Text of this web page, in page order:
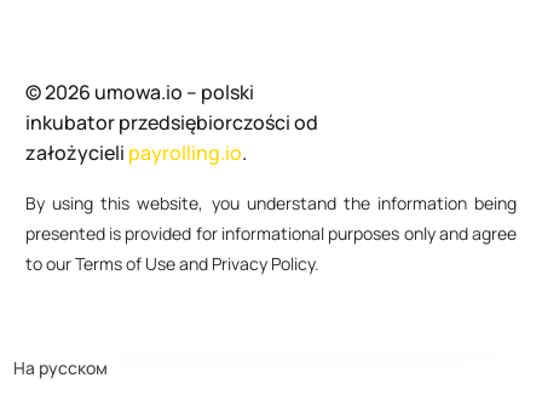
© 2026 umowa.io – polski
inkubator przedsiębiorczości od
założycieli payrolling.io.
By using this website, you understand the information being
presented is provided for informational purposes only and agree
to our Terms of Use and Privacy Policy.
На русском